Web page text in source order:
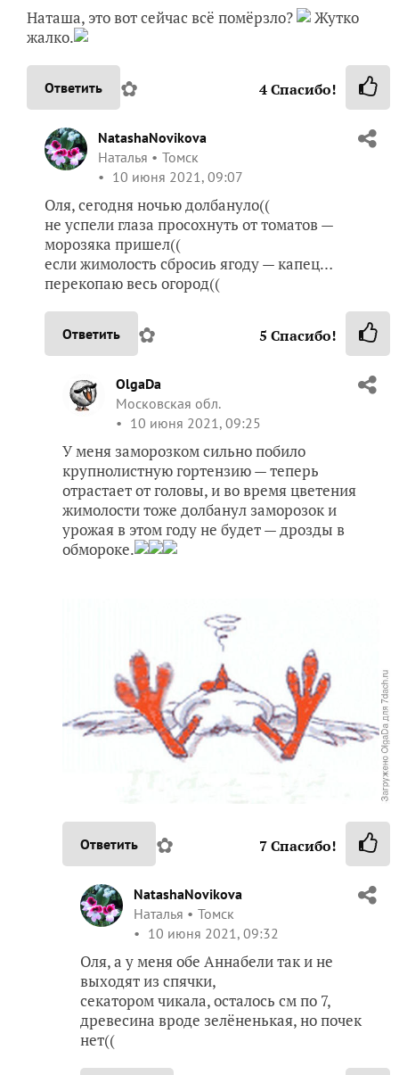
Наташа, это вот сейчас всё помёрзло?
Жутко
жалко.
Ответить ✿ 4Спасибо!
NatashaNovikova
Наталья
Томск
10 июня 2021, 09:07
Оля, сегодня ночью долбануло((
не успели глаза просохнуть от томатов —
морозяка пришел((
если жимолость сбросиь ягоду — капец…
перекопаю весь огород((
Ответить ✿ 5 Спасибо!
OlgaDa
Московская обл.
10 июня 2021, 09:25
У меня заморозком сильно побило
крупнолистную гортензию — теперь
отрастает от головы, и во время цветения
жимолости тоже долбанул заморозок и
урожая в этом году не будет — дрозды в
обмороке.
Ответить ✿ 7Спасибо!
NatashaNovikova
Наталья
Томск
10 июня 2021, 09:32
Оля, а у меня обе Аннабели так и не
выходят из спячки,
секатором чикала, осталось см по 7,
древесина вроде зелёненькая, но почек
нет((